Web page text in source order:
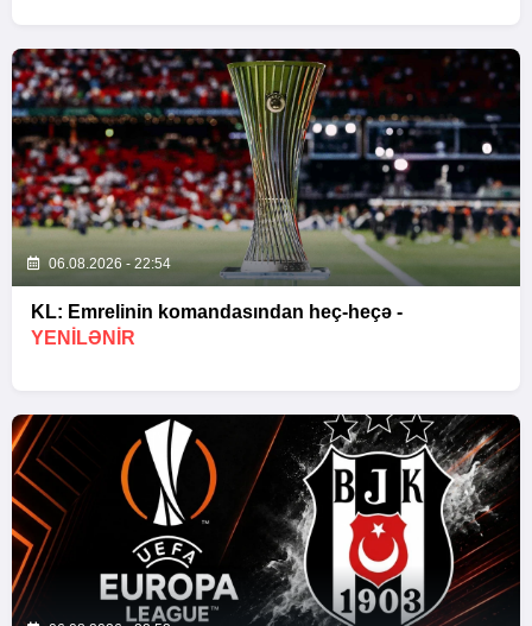
06.08.2026 - 22:54
KL: Emrelinin komandasından heç-heçə -
YENİLƏNİR